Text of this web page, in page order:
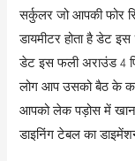
सर्कुलर जो आपकी फोर
डायमीटर होता है डेट
डेट इस फली अराउंड 4
लोग आप उसको बैठ के
आपको लेक पड़ोस में
डाइनिंग टेबल का